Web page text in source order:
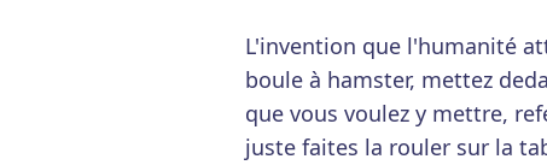
L'invention que l'humanité
boule à hamster, mettez
que vous voulez y mettre,
juste faites la rouler sur la